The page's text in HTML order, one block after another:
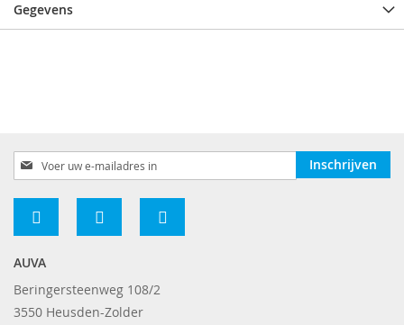
Gegevens
Abonneer
u
op
onze
Inschrijven
AUVA
Beringersteenweg 108/2
3550 Heusden-Zolder